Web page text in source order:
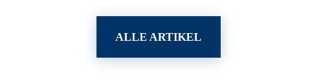
ALLE ARTIKEL